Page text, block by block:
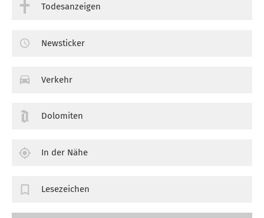
Todesanzeigen
Newsticker
Verkehr
Dolomiten
In der Nähe
Lesezeichen